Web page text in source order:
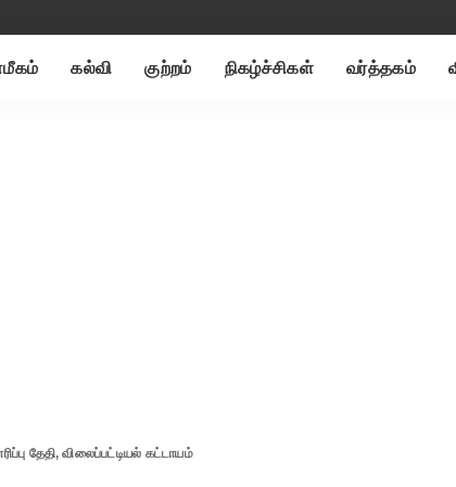
கல்வி குற்றம் நிகழ்ச்சிகள் வர்த்தகம்
தேதி, விலைப்பட்டியல் கட்டாயம்